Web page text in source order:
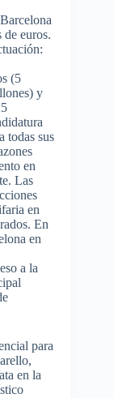
euros.
(5
y
todas sus
en
Las
en
En
en
a la
para
en la